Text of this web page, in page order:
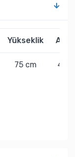
Yükseklik
75 cm 40